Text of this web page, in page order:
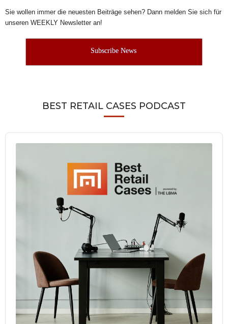
Sie wollen immer die neuesten Beiträge sehen? Dann melden Sie sich für
unseren WEEKLY Newsletter an!
Subscribe News
BEST RETAIL CASES PODCAST
Audio
Player